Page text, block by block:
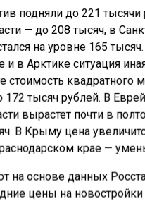
подняли до 221 тысячи
— до 208 тысяч, в
на уровне 165
в Арктике ситуация
стоимость квадратного
172 тысяч рублей. В
вырастет почти в
В Крыму цена
крае —
на основе данных
цены на новостройки